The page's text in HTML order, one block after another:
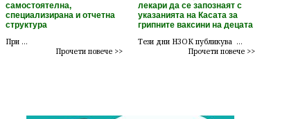
самостоятелна,
специализирана и отчетна
структура
При ...
Прочети повече >>
лекари да се запознаят с
указанията на Касата за
грипните ваксини на децата
Тези дни НЗОК публикува ...
Прочети повече >>